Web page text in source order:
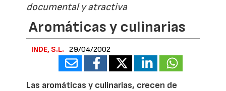
documental y atractiva
Aromáticas y culinarias
INDE, S.L. 29/04/2002
Las aromáticas y culinarias, crecen de